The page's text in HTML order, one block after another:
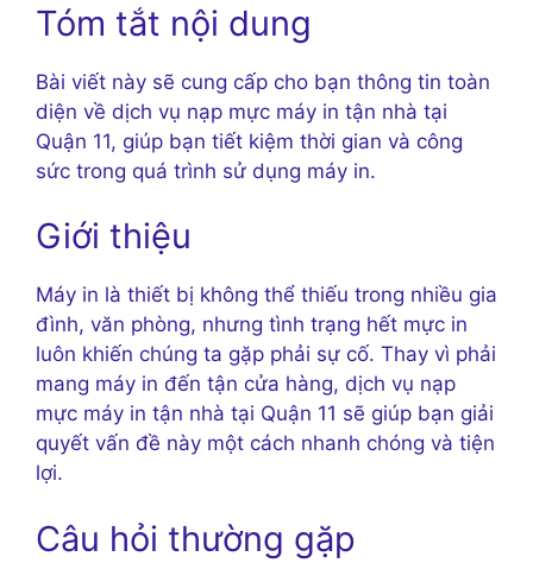
Tóm tắt nội dung
Bài viết này sẽ cung cấp cho bạn thông tin toàn
diện về dịch vụ nạp mực máy in tận nhà tại
Quận 11, giúp bạn tiết kiệm thời gian và công
sức trong quá trình sử dụng máy in.
Giới thiệu
Máy in là thiết bị không thể thiếu trong nhiều gia
đình, văn phòng, nhưng tình trạng hết mực in
luôn khiến chúng ta gặp phải sự cố. Thay vì phải
mang máy in đến tận cửa hàng, dịch vụ nạp
mực máy in tận nhà tại Quận 11 sẽ giúp bạn giải
quyết vấn đề này một cách nhanh chóng và tiện
lợi.
Câu hỏi thường gặp